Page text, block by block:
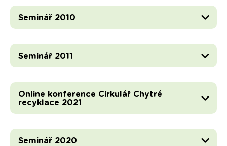
Seminář 2010
Seminář 2011
Online konference Cirkulář Chytré
recyklace 2021
Seminář 2020